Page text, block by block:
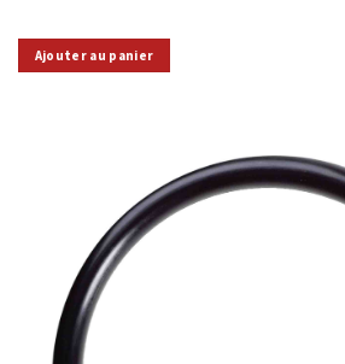
Ajouter au panier